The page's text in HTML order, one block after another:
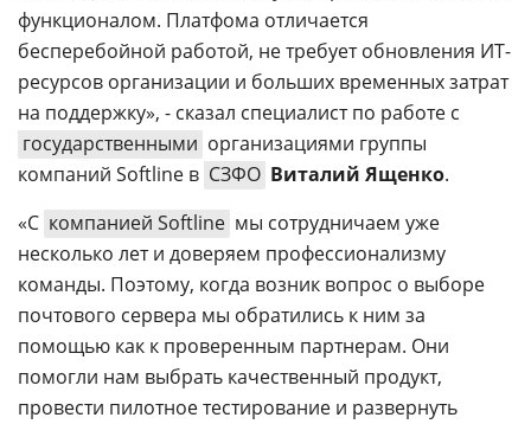
функционалом. Платфома отличается
бесперебойной работой, не требует обновления ИТ-
ресурсов организации и больших временных затрат
на поддержку», - сказал специалист по работе с
государственными организациями группы
компаний Softline в СЗФО Виталий Ященко.
«С компанией Softline мы сотрудничаем уже
несколько лет и доверяем профессионализму
команды. Поэтому, когда возник вопрос о выборе
почтового сервера мы обратились к ним за
помощью как к проверенным партнерам. Они
помогли нам выбрать качественный продукт,
провести пилотное тестирование и развернуть